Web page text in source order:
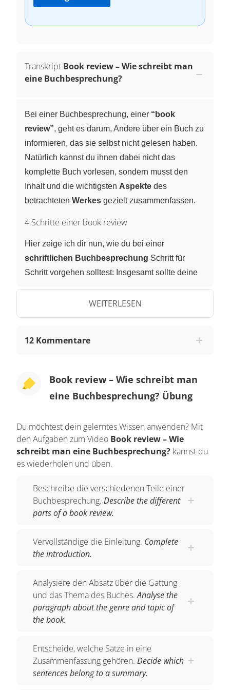
Transkript Book review – Wie schreibt man
eine Buchbesprechung?
Bei einer Buchbesprechung, einer “book
review”, geht es darum, Andere über ein Buch zu
informieren, das sie selbst nicht gelesen haben.
Natürlich kannst du ihnen dabei nicht das
komplette Buch vorlesen, sondern musst den
Inhalt und die wichtigsten Aspekte des
betrachteten Werkes gezielt zusammenfassen.
4 Schritte einer book review
Hier zeige ich dir nun, wie du bei einer
schriftlichen Buchbesprechung Schritt für
Schritt vorgehen solltest: Insgesamt sollte deine
wir mit der Einleitung, der Introduction
deiner Einleitung solltest du denBuchtitel, den
sowie dasErscheinungsjahr
Hier ein Beispiel:
written by T.C. Boyle, was published in New York
kannst du deinen Mitschülern an dieser Stelle
auch dasBuchcoverzeigen. Anschließend
beschreibst du den Autor etwas genauer.
What did he or she publish during his or her
career of writing?
Boyle, who is better known as T.C. Boyle is an
American writer who has published numerous
career he has won many prices. At the moment
Boyle is professor of English at the University of
Southern California.
In einem zweiten Schritt solltest du das
deines betrachteten Buches nennen, also zum
WEITERLESEN
12 Kommentare
Book review – Wie schreibt man
eine Buchbesprechung? Übung
Du möchtest dein gelerntes Wissen anwenden? Mit
den Aufgaben zum Video Book review – Wie
schreibt man eine Buchbesprechung? kannst du
es wiederholen und üben.
Beschreibe die verschiedenen Teile einer
Buchbesprechung. Describe the different
parts of a book review.
Vervollständige die Einleitung. Complete
the introduction.
Analysiere den Absatz über die Gattung
und das Thema des Buches.Analyse the
paragraph about the genre and topic of
the book.
Entscheide, welche Sätze in eine
Zusammenfassung gehören. Decide which
sentences belong to a summary.